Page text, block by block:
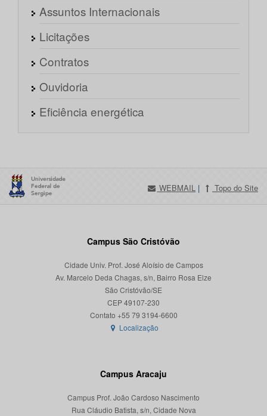
Assuntos Internacionais
Licitações
Contratos
Ouvidoria
Eficiência energética
WEBMAIL | Topo do Site
Campus São Cristóvão
Cidade Univ. Prof. José Aloísio de Campos
Av. Marcelo Deda Chagas, s/n, Bairro Rosa Elze
São Cristóvão/SE
CEP 49107-230
Localização
Campus Aracaju
Campus Prof. João Cardoso Nascimento
Rua Cláudio Batista, s/n, Cidade Nova